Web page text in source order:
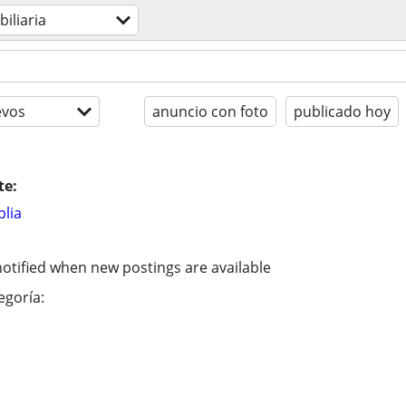
anuncio con foto publicado hoy
when new postings are available